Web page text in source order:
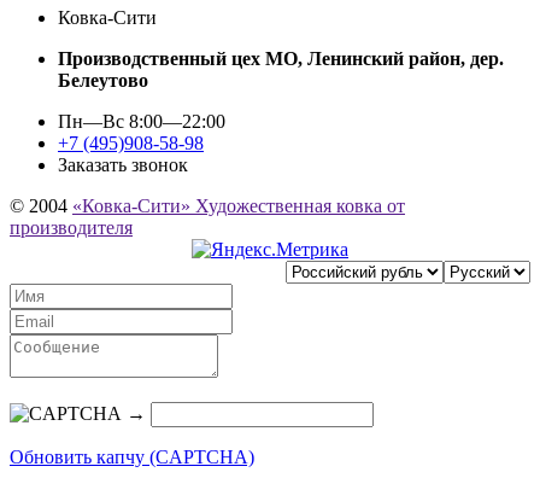
Ковка-Сити
Производственный цех МО, Ленинский район, дер.
Белеутово
Пн—Вс 8:00—22:00
+7 (495)908-58-98
Заказать звонок
© 2004 «Ковка-Сити» Художественная ковка от
производителя
→
Обновить капчу (CAPTCHA)